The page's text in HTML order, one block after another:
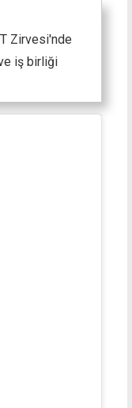
Zirvesi'nde
iş birliği